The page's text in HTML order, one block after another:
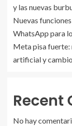
y las nuevas
Nuevas
WhatsApp para
Meta pisa fuerte:
artificial y
Recent
No hay